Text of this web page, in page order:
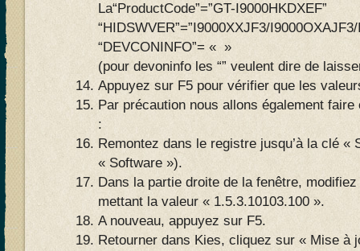
La“ProductCode”=”GT-I9000HKDXEF”
“HIDSWVER”=”I9000XXJF3/
“DEVCONINFO”= « »
(pour devoninfo les “” veulent dire de
Appuyez sur F5 pour vérifier que les
Par précaution nous allons également
:
Remontez dans le registre jusqu’à la clé «
« Software »).
Dans la partie droite de la fenêtre, modifiez
mettant la valeur « 1.5.3.10103.100 ».
A nouveau, appuyez sur F5.
Retourner dans Kies, cliquez sur « Mise à